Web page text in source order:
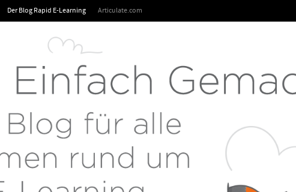
Der Blog Rapid E-Learning Articulate.com